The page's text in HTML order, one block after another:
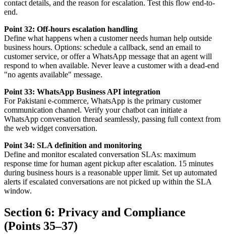
contact details, and the reason for escalation. Test this flow end-to-
end.
Point 32: Off-hours escalation handling
Define what happens when a customer needs human help outside
business hours. Options: schedule a callback, send an email to
customer service, or offer a WhatsApp message that an agent will
respond to when available. Never leave a customer with a dead-end
"no agents available" message.
Point 33: WhatsApp Business API integration
For Pakistani e-commerce, WhatsApp is the primary customer
communication channel. Verify your chatbot can initiate a
WhatsApp conversation thread seamlessly, passing full context from
the web widget conversation.
Point 34: SLA definition and monitoring
Define and monitor escalated conversation SLAs: maximum
response time for human agent pickup after escalation. 15 minutes
during business hours is a reasonable upper limit. Set up automated
alerts if escalated conversations are not picked up within the SLA
window.
Section 6: Privacy and Compliance
(Points 35–37)